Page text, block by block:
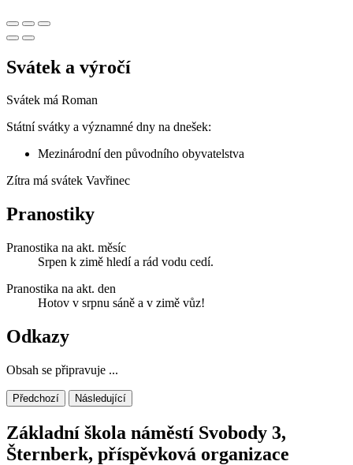
Svátek a výročí
Svátek má Roman
Státní svátky a významné dny na dnešek:
Mezinárodní den původního obyvatelstva
Zítra má svátek Vavřinec
Pranostiky
Pranostika na akt. měsíc
Srpen k zimě hledí a rád vodu cedí.
Pranostika na akt. den
Hotov v srpnu sáně a v zimě vůz!
Odkazy
Obsah se připravuje ...
Předchozí Následující
Základní škola náměstí Svobody 3,
Šternberk, příspěvková organizace